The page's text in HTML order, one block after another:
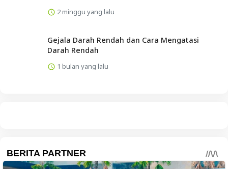
2 minggu yang lalu
Gejala Darah Rendah dan Cara Mengatasi
Darah Rendah
1 bulan yang lalu